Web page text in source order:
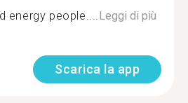
energy people.... Leggi di più
Scarica la app